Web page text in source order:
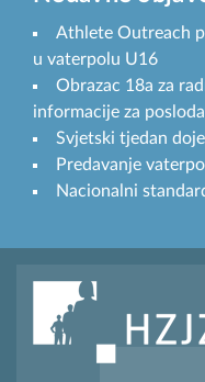
Athlete Outreach
u vaterpolu U16
Obrazac 18a za
informacije za
Svjetski tjedan
Predavanje
Nacionalni